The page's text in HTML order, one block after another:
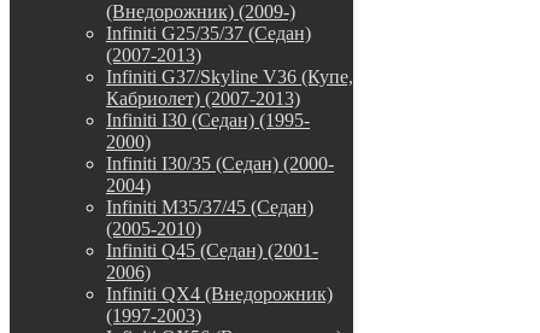
(Внедорожник) (2009-)
Infiniti G25/35/37 (Седан)
(2007-2013)
Infiniti G37/Skyline V36 (Купе,
Кабриолет) (2007-2013)
Infiniti I30 (Седан) (1995-
2000)
Infiniti I30/35 (Седан) (2000-
2004)
Infiniti M35/37/45 (Седан)
(2005-2010)
Infiniti Q45 (Седан) (2001-
2006)
Infiniti QX4 (Внедорожник)
(1997-2003)